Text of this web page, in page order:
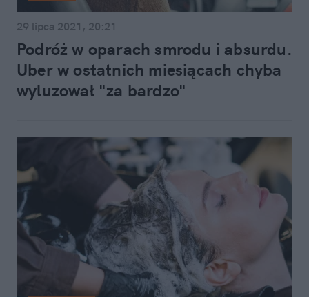
29 lipca 2021, 20:21
Podróż w oparach smrodu i absurdu.
Uber w ostatnich miesiącach chyba
wyluzował "za bardzo"